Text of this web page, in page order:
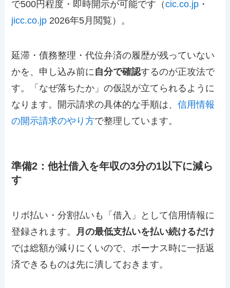
で500円程度・即時開示が可能です（cic.co.jp ・
jicc.co.jp 2026年5月閲覧）。
延滞・債務整理・代位弁済の履歴が残っていない
かを、申し込み前に 自分で確認するのが正攻法で
す。「なぜ落ちたか」の仮説が立てられるように
なります。開示請求の具体的な手順は、信用情報
の開示請求のやり方で整理しています。
準備2：他社借入を年収の3分の1以下に減ら
す
リボ払い・分割払いも「借入」として信用情報に
登録されます。 月の最低支払いを払い続けるだけ
では総額が減りにくいので、ボーナス時に一括返
済できるものは先に潰しておきます。